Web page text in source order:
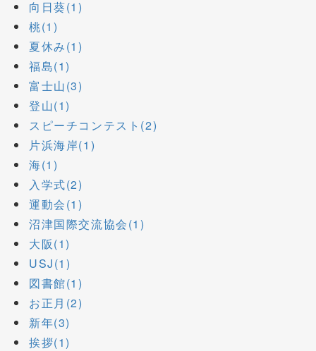
向日葵(1)
桃(1)
夏休み(1)
福島(1)
富士山(3)
登山(1)
スピーチコンテスト(2)
片浜海岸(1)
海(1)
入学式(2)
運動会(1)
沼津国際交流協会(1)
大阪(1)
USJ(1)
図書館(1)
お正月(2)
新年(3)
挨拶(1)